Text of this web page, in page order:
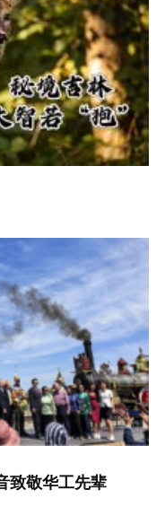
致敬华工先辈